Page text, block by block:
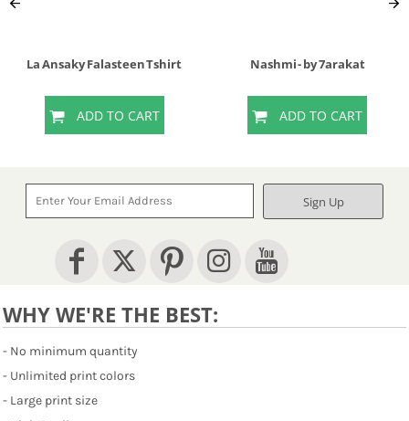
La Ansaky Falasteen Tshirt
ADD TO CART
Nashmi - by 7arakat
ADD TO CART
Sign Up
WHY WE'RE THE BEST:
- No minimum quantity
- Unlimited print colors
- Large print size